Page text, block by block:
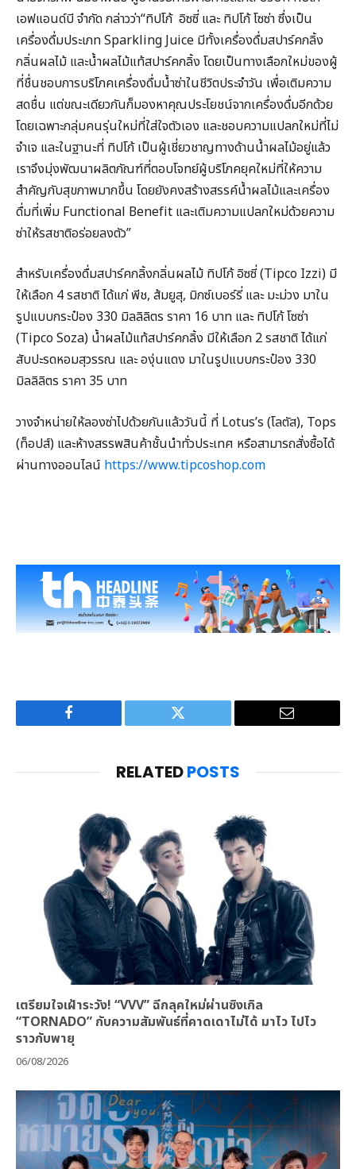
เอฟแอนด์บี จำกัด กล่าวว่า“ทิปโก้ อิซซี่ และ ทิปโก้ โซซ่า ซึ่งเป็น
เครื่องดื่มประเภท Sparkling Juice มีทั้งเครื่องดื่มสปาร์คกลิ้ง
กลิ่นผลไม้ และน้ำผลไม้แท้สปาร์คกลิ้ง โดยเป็นทางเลือกใหม่ของผู้
ที่ชื่นชอบการบริโภคเครื่องดื่มน้ำซ่าในชีวิตประจำวัน เพื่อเติมความ
สดชื่น แต่ขณะเดียวกันก็มองหาคุณประโยชน์จากเครื่องดื่มอีกด้วย
โดยเฉพาะกลุ่มคนรุ่นใหม่ที่ใส่ใจตัวเอง และชอบความแปลกใหม่ที่ไม่
จำเจ และในฐานะที่ ทิปโก้ เป็นผู้เชี่ยวชาญทางด้านน้ำผลไม้อยู่แล้ว
เราจึงมุ่งพัฒนาผลิตภัณฑ์ที่ตอบโจทย์ผู้บริโภคยุคใหม่ที่ให้ความ
สำคัญกับสุขภาพมากขึ้น โดยยังคงสร้างสรรค์น้ำผลไม้และเครื่อง
ดื่มที่เพิ่ม Functional Benefit และเติมความแปลกใหม่ด้วยความ
ซ่าให้รสชาติอร่อยลงตัว”
สำหรับเครื่องดื่มสปาร์คกลิ้งกลิ่นผลไม้ ทิปโก้ อิซซี่ (Tipco Izzi) มี
ให้เลือก 4 รสชาติ ได้แก่ พีช, ส้มยูสุ, มิกซ์เบอร์รี่ และ มะม่วง มาใน
รูปแบบกระป๋อง 330 มิลลิลิตร ราคา 16 บาท และ ทิปโก้ โซซ่า
(Tipco Soza) น้ำผลไม้แท้สปาร์คกลิ้ง มีให้เลือก 2 รสชาติ ได้แก่
สับปะรดหอมสุวรรณ และ องุ่นแดง มาในรูปแบบกระป๋อง 330
มิลลิลิตร ราคา 35 บาท
วางจำหน่ายให้ลองซ่าไปด้วยกันแล้ววันนี้ ที่ Lotus’s (โลตัส), Tops
(ท็อปส์) และห้างสรรพสินค้าชั้นนำทั่วประเทศ หรือสามารถสั่งซื้อได้
ผ่านทางออนไลน์ https://www.tipcoshop.com
Facebook Twitter Email
RELATEDPOSTS
เตรียมใจเฝ้าระวัง! “VVV” ฉีกลุคใหม่ผ่านซิงเกิล
“TORNADO” กับความสัมพันธ์ที่คาดเดาไม่ได้ มาไว ไปไว
ราวกับพายุ
06/08/2026